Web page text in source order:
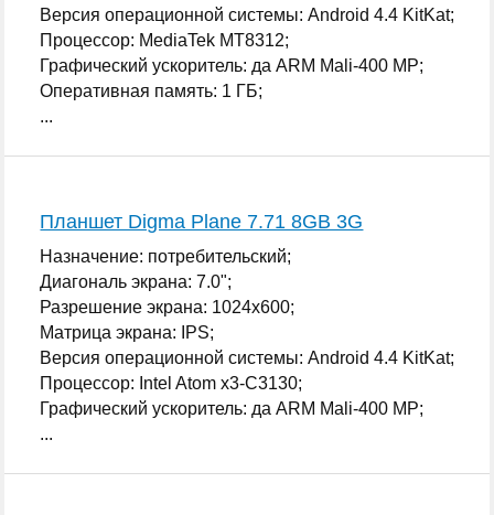
Версия операционной системы: Android 4.4 KitKat;
Процессор: MediaTek MT8312;
Графический ускоритель: да ARM Mali-400 MP;
Оперативная память: 1 ГБ;
...
Планшет Digma Plane 7.71 8GB 3G
Назначение: потребительский;
Диагональ экрана: 7.0";
Разрешение экрана: 1024x600;
Матрица экрана: IPS;
Версия операционной системы: Android 4.4 KitKat;
Процессор: Intel Atom x3-С3130;
Графический ускоритель: да ARM Mali-400 MP;
...